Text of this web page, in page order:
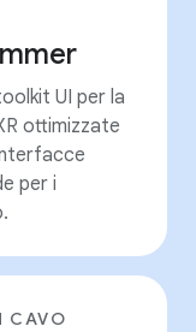
UI per la
ottimizzate
per i
CAVO